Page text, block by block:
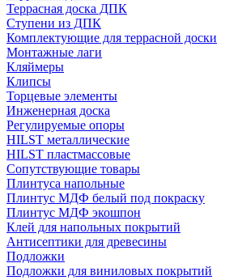
Террасная доска ДПК
Ступени из ДПК
Комплектующие для террасной доски
Монтажные лаги
Кляймеры
Клипсы
Торцевые элементы
Инженерная доска
Регулируемые опоры
HILST металлические
HILST пластмассовые
Сопутствующие товары
Плинтуса напольные
Плинтус МДФ белый под покраску
Плинтус МДФ экошпон
Клей для напольных покрытий
Антисептики для древесины
Подложки
Подложки для виниловых покрытий